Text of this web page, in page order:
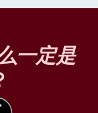
一定是